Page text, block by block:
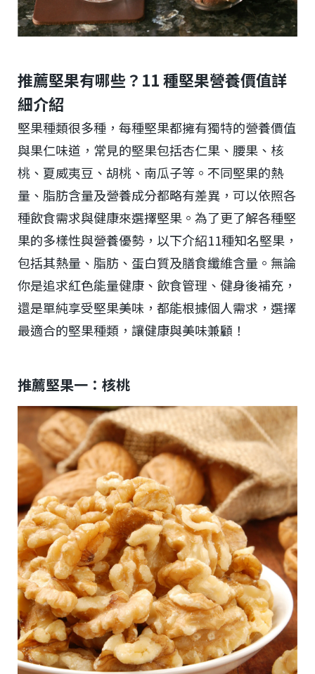
推薦堅果有哪些？11 種堅果營養價值詳
細介紹
堅果種類很多種，每種堅果都擁有獨特的營養價值
與果仁味道，常見的堅果包括杏仁果、腰果、核
桃、夏威夷豆、胡桃、南瓜子等。不同堅果的熱
量、脂肪含量及營養成分都略有差異，可以依照各
種飲食需求與健康來選擇堅果。為了更了解各種堅
果的多樣性與營養優勢，以下介紹11種知名堅果，
包括其熱量、脂肪、蛋白質及膳食纖維含量。無論
你是追求紅色能量健康、飲食管理、健身後補充，
還是單純享受堅果美味，都能根據個人需求，選擇
最適合的堅果種類，讓健康與美味兼顧！
推薦堅果一：核桃